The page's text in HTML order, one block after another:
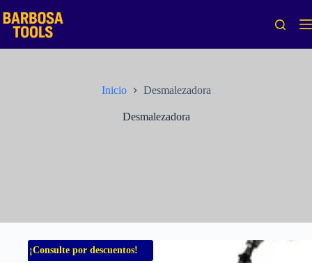
al
contenido
Inicio Desmalezadora
Desmalezadora
¡Consulte por descuentos!